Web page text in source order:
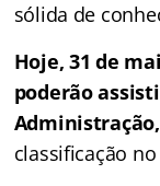
sólida de
Hoje, 31 de
poderão
Administração,
classificação